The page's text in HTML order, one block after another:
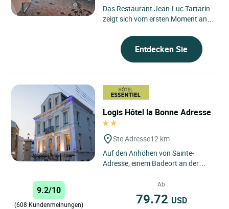
Das Restaurant Jean-Luc Tartarin
zeigt sich vom ersten Moment an
Territorium verwurzelt ist...
Entdecken Sie
Logis Hôtel la Bonne Adresse
Ste Adresse12 km
Auf den Anhöhen von Sainte-
Adresse, einem Badeort an der
Meter vom berühmten Strand...
9.2/10
(608 Kundenmeinungen)
Ab
79.72 USD